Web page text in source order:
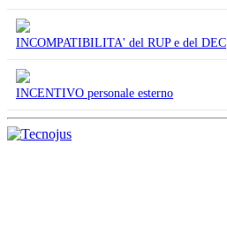
INCOMPATIBILITA' del RUP e del DEC
INCENTIVO personale esterno